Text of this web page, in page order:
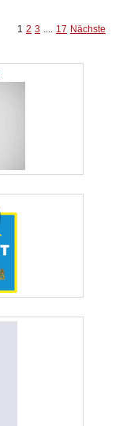
1 2 3 .... 17 Nächste